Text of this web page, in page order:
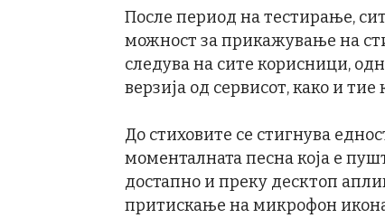
После период на тестирање,
можност за прикажување на
следува на сите корисници,
верзија од сервисот, како и тие
До стиховите се стигнува
моменталната песна која е
достапно и преку десктоп
притискање на микрофон